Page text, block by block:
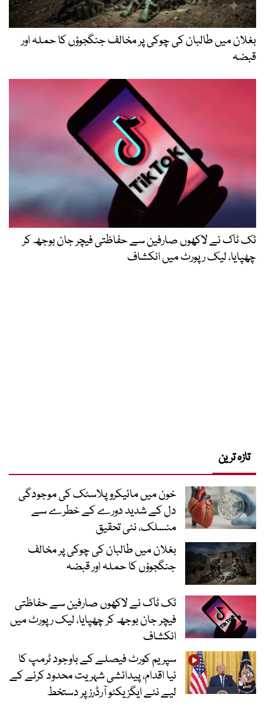
بغلان میں طالبان کی چوکی پر مخالف جنگجوؤں کا حملہ اور
قبضہ
ٹک ٹاک نے لاکھوں صارفین سے حفاظتی فیچر جان بوجھ کر
چھپایا، لیک رپورٹ میں انکشاف
تازہ ترین
خون میں مائیکرو پلاسٹک کی موجودگی
دل کے شدید دورے کے خطرے سے
منسلک، نئی تحقیق
بغلان میں طالبان کی چوکی پر مخالف
جنگجوؤں کا حملہ اور قبضہ
ٹک ٹاک نے لاکھوں صارفین سے حفاظتی
فیچر جان بوجھ کر چھپایا، لیک رپورٹ میں
انکشاف
سپریم کورٹ فیصلے کے باوجود ٹرمپ کا
نیا اقدام، پیدائشی شہریت محدود کرنے کے
لیے نئے ایگزیکٹو آرڈرز پر دستخط